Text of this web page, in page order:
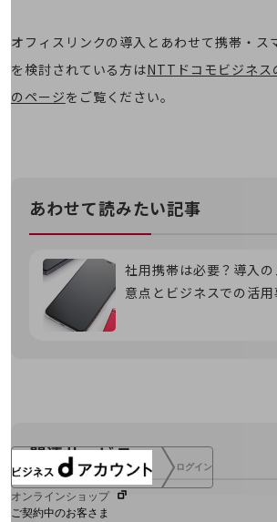
業績
決算公告
電子公告
新卒採用
障がい者採用
人材育成制度
広告・協賛
ログイン
オンラインショップ
ご契約中のお客さま
オフィスリンクの導入とあわせて携帯・ス
を検討されている方はNTTドコモビジネス
のページをご覧ください。
あわせて読みたい記事
社用携帯は必要？導入
意点とビジネスでの活用
関連サービス